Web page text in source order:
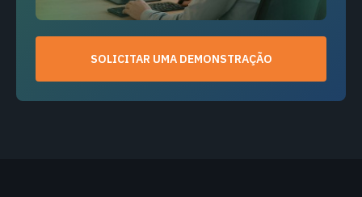
SOLICITAR UMA DEMONSTRAÇÃO